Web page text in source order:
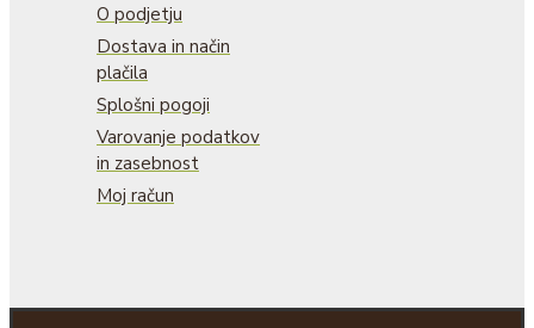
O podjetju
Dostava in način
plačila
Splošni pogoji
Varovanje podatkov
in zasebnost
Moj račun